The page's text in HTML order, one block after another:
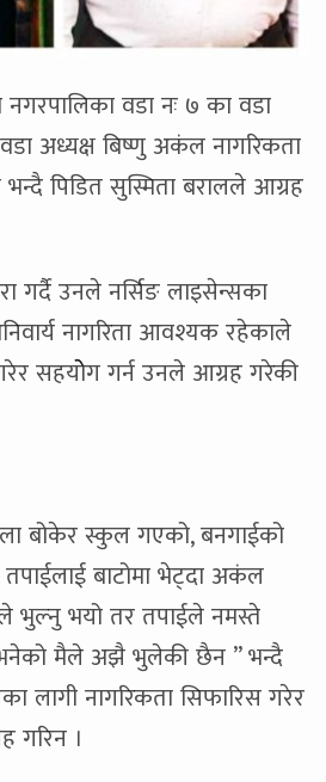
वडा नः ७ का वडा
वडा अध्यक्ष बिष्णु अकंल नागरिकता
पिडित सुस्मिता बरालले आग्रह
गर्दै उनले नर्सिङ लाइसेन्सका
नागरिता आवश्यक रहेकाले
सहयोेग गर्न उनले आग्रह गरेकी
बोकेर स्कुल गएको, बनगाईको
बाटोमा भेट्दा अकंल
भुल्नु भयो तर तपाईले नमस्ते
मैले अझै भुलेकी छैन ” भन्दै
लागी नागरिकता सिफारिस गरेर
गरिन ।